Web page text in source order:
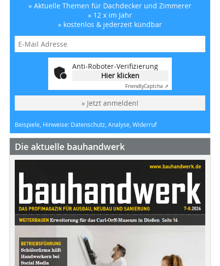
» Aktuelle Themen für Dachdecker und Zimmerer
» 12 x im Jahr
» kostenlos & jederzeit kündbar
Anti-Roboter-Verifizierung
Hier klicken
FriendlyCaptcha ⇗
» Jetzt anmelden!
Beispiele, Hinweise: Datenschutz, Analyse, Widerruf
Die aktuelle bauhandwerk